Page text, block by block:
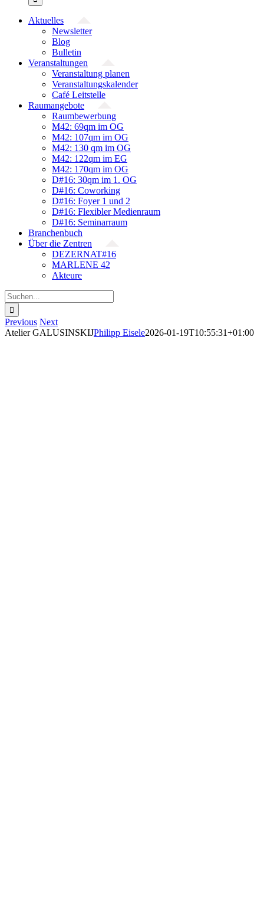
Aktuelles
Newsletter
Blog
Bulletin
Veranstaltungen
Veranstaltung planen
Veranstaltungskalender
Café Leitstelle
Raumangebote
Raumbewerbung
M42: 69qm im OG
M42: 107qm im OG
M42: 130 qm im OG
M42: 122qm im EG
M42: 170qm im OG
D#16: 30qm im 1. OG
D#16: Coworking
D#16: Foyer 1 und 2
D#16: Flexibler Medienraum
D#16: Seminarraum
Branchenbuch
Über die Zentren
DEZERNAT#16
MARLENE 42
Akteure
Suche
nach:
Previous Next
Atelier GALUSINSKIJPhilipp Eisele2026-01-19T10:55:31+01:00